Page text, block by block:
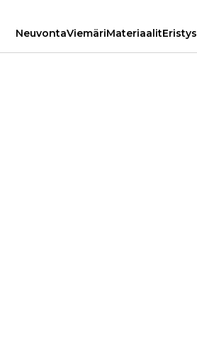
NeuvontaViemäriMateriaalitEristys